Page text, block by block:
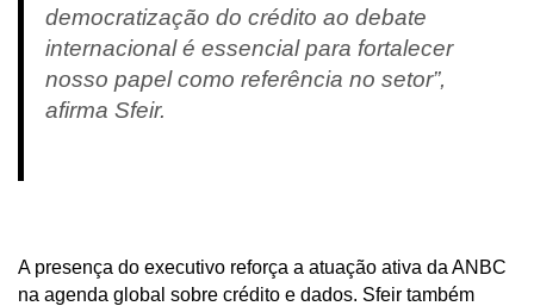
democratização do crédito ao debate
internacional é essencial para fortalecer
nosso papel como referência no setor”,
afirma Sfeir.
A presença do executivo reforça a atuação ativa da ANBC
na agenda global sobre crédito e dados. Sfeir também